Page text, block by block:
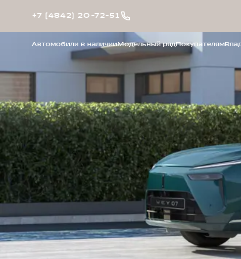
+7 (4842) 20-72-51
Автомобили в наличииМодельный рядПокупателям